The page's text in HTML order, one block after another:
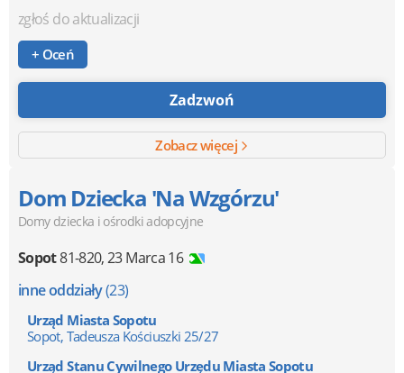
zgłoś do aktualizacji
+ Oceń
Zadzwoń
Zobacz więcej
Dom Dziecka 'Na Wzgórzu'
Domy dziecka i ośrodki adopcyjne
Sopot81-820,23 Marca 16
inne oddziały(23)
Urząd Miasta Sopotu
Sopot, Tadeusza Kościuszki 25/27
Urząd Stanu Cywilnego Urzędu Miasta Sopotu